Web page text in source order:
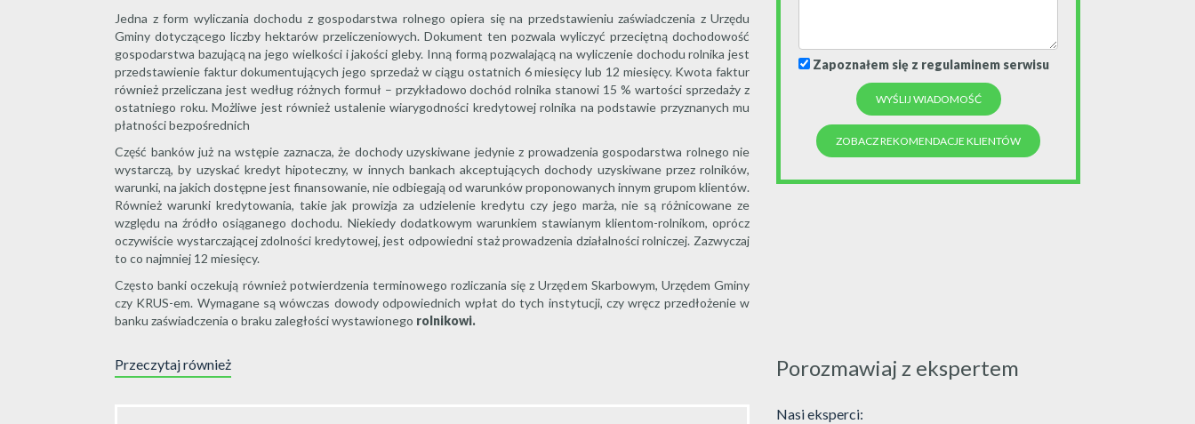
Jedna z form wyliczania dochodu z gospodarstwa rolnego opiera się na przedstawieniu zaświadczenia z Urzędu
Gminy dotyczącego liczby hektarów przeliczeniowych. Dokument ten pozwala wyliczyć przeciętną dochodowość
gospodarstwa bazującą na jego wielkości i jakości gleby. Inną formą pozwalającą na wyliczenie dochodu rolnika jest
przedstawienie faktur dokumentujących jego sprzedaż w ciągu ostatnich 6 miesięcy lub 12 miesięcy. Kwota faktur
również przeliczana jest według różnych formuł – przykładowo dochód rolnika stanowi 15 % wartości sprzedaży z
ostatniego roku. Możliwe jest również ustalenie wiarygodności kredytowej rolnika na podstawie przyznanych mu
płatności bezpośrednich
Część banków już na wstępie zaznacza, że dochody uzyskiwane jedynie z prowadzenia gospodarstwa rolnego nie
wystarczą, by uzyskać kredyt hipoteczny, w innych bankach akceptujących dochody uzyskiwane przez rolników,
warunki, na jakich dostępne jest finansowanie, nie odbiegają od warunków proponowanych innym grupom klientów.
Również warunki kredytowania, takie jak prowizja za udzielenie kredytu czy jego marża, nie są różnicowane ze
względu na źródło osiąganego dochodu. Niekiedy dodatkowym warunkiem stawianym klientom-rolnikom, oprócz
oczywiście wystarczającej zdolności kredytowej, jest odpowiedni staż prowadzenia działalności rolniczej. Zazwyczaj
to co najmniej 12 miesięcy.
Często banki oczekują również potwierdzenia terminowego rozliczania się z Urzędem Skarbowym, Urzędem Gminy
czy KRUS-em. Wymagane są wówczas dowody odpowiednich wpłat do tych instytucji, czy wręcz przedłożenie w
banku zaświadczenia o braku zaległości wystawionego rolnikowi.
Zapoznałem się z regulaminem serwisu
ZOBACZ REKOMENDACJE KLIENTÓW
Przeczytaj również Porozmawiaj z ekspertem
Nasi eksperci: